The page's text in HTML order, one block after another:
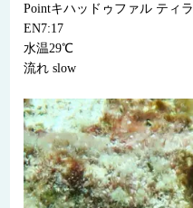
Pointキハッドゥファル ティラ
EN7:17
水温29℃
流れ slow